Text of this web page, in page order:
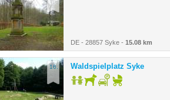
DE - 28857 Syke - 15.08 km
16. Waldspielplatz Syke